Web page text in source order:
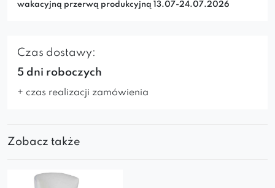
wakacyjną przerwą produkcyjną 13.07-24.07.2026
Czas dostawy:
5 dni roboczych
+ czas realizacji zamówienia
Zobacz także